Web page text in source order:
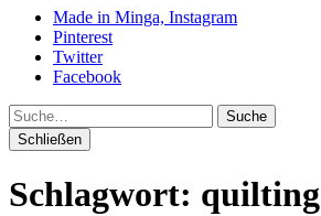
Made in Minga, Instagram
Pinterest
Twitter
Facebook
Suche
Schließen
Schlagwort: quilting